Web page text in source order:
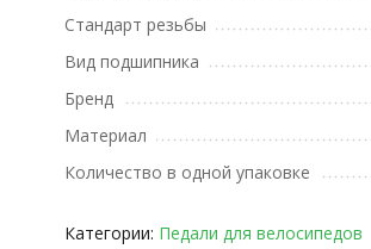
Стандарт резьбы
Вид подшипника
Бренд
Материал
Количество в одной упаковке
Категории: Педали для велосипедов